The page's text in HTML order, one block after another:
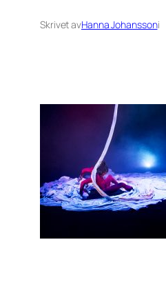
Skrivet avHanna Johanssoni